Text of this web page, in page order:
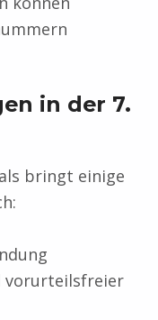
in der 7.
bringt einige
vorurteilsfreier